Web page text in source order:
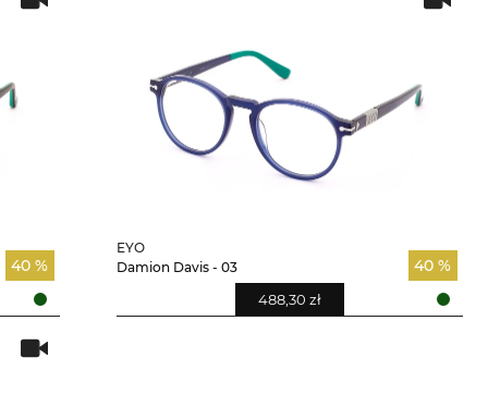
40 %
EYO
Damion Davis - 03
40 %
488,30 zł